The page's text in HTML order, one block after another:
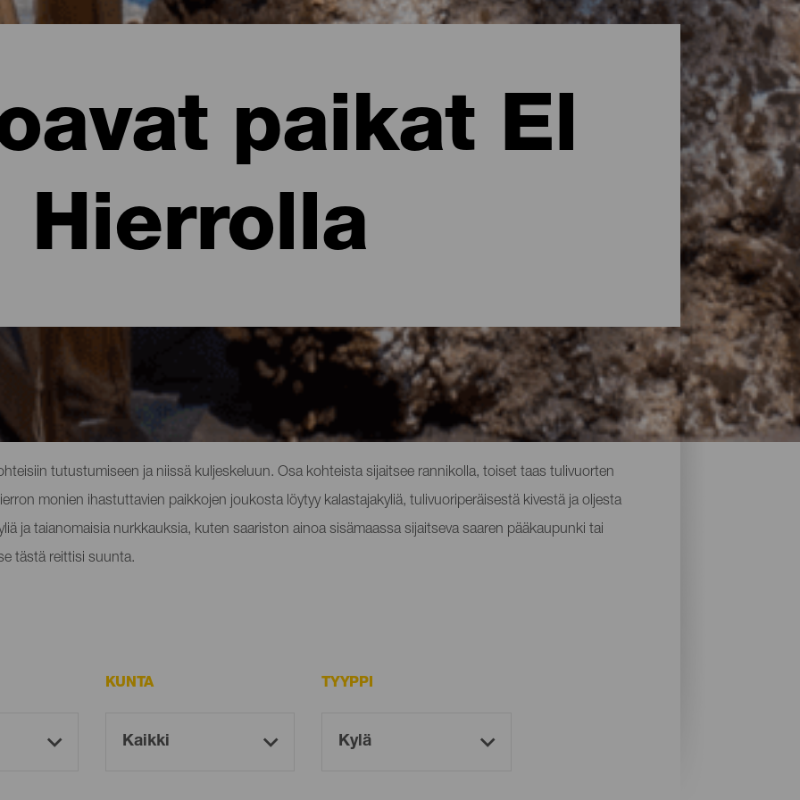
paikat El
Hierrolla
tutustumiseen ja niissä kuljeskeluun. Osa kohteista sijaitsee rannikolla, toiset taas tulivuorten
monien ihastuttavien paikkojen joukosta löytyy kalastajakyliä, tulivuoriperäisestä kivestä ja oljesta
ja taianomaisia nurkkauksia, kuten saariston ainoa sisämaassa sijaitseva saaren pääkaupunki tai
tästä reittisi suunta.
KUNTA TYYPPI